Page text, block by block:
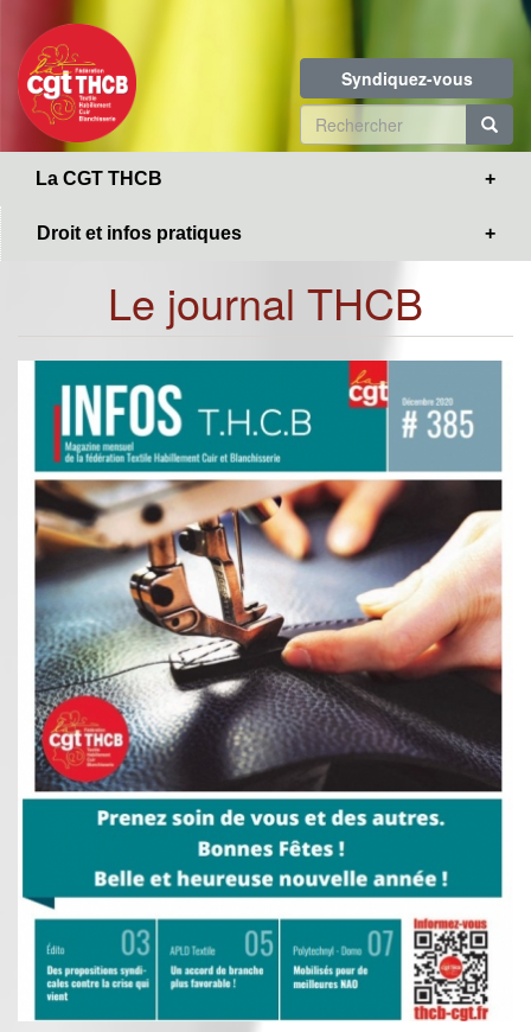
contenu
principal
Syndiquez-vous
Formulaire
de
La CGT THCB
Droit et infos pratiques
Le journal THCB